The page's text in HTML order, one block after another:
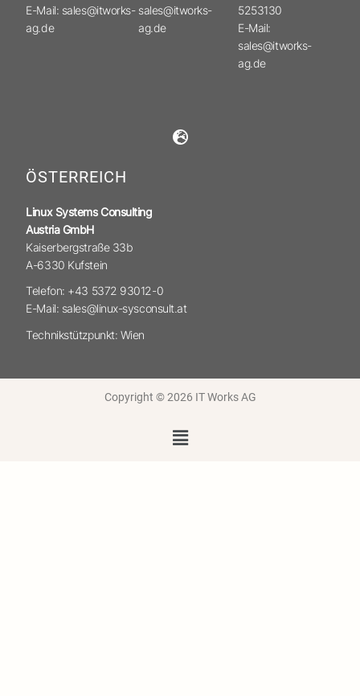
E-Mail: sales@itworks-
ag.de
sales@itworks-
ag.de
5253130
E-Mail:
sales@itworks-
ag.de
ÖSTERREICH
Linux Systems Consulting
Austria GmbH
Kaiserbergstraße 33b
A-6330 Kufstein
Telefon: +43 5372 93012-0
E-Mail: sales@linux-sysconsult.at
Technikstützpunkt: Wien
Copyright © 2026 IT Works AG
Menü